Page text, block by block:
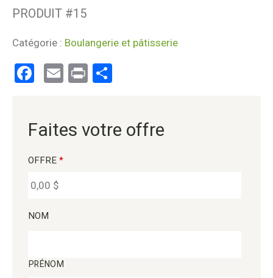
PRODUIT #15
Catégorie : Boulangerie et pâtisserie
Facebook
Email
Print
Faites votre offre
OFFRE *
NOM
PRÉNOM